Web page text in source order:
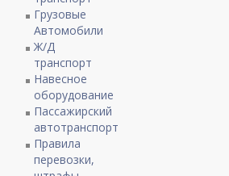
Грузовые
Автомобили
Ж/Д
транспорт
Навесное
оборудование
Пассажирский
автотранспорт
Правила
перевозки,